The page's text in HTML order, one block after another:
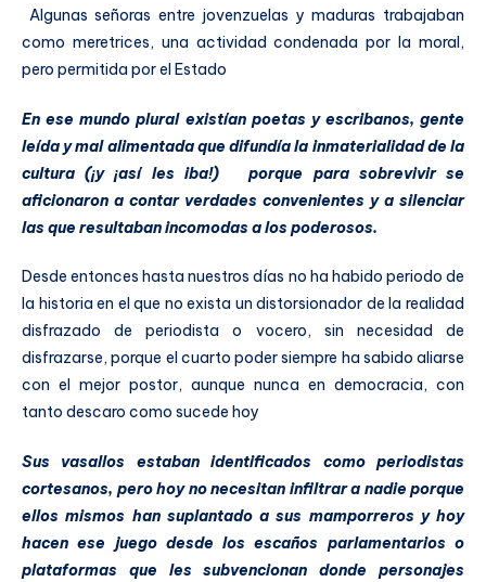
Algunas señoras entre jovenzuelas y maduras trabajaban
como meretrices, una actividad condenada por la moral,
pero permitida por el Estado
En ese mundo plural existían poetas y escribanos, gente
leída y mal alimentada que difundía la inmaterialidad de la
cultura (¡y ¡así les iba!) porque para sobrevivir se
aficionaron a contar verdades convenientes y a silenciar
las que resultaban incomodas a los poderosos.
Desde entonces hasta nuestros días no ha habido periodo de
la historia en el que no exista un distorsionador de la realidad
disfrazado de periodista o vocero, sin necesidad de
disfrazarse, porque el cuarto poder siempre ha sabido aliarse
con el mejor postor, aunque nunca en democracia, con
tanto descaro como sucede hoy
Sus vasallos estaban identificados como periodistas
cortesanos, pero hoy no necesitan infiltrar a nadie porque
ellos mismos han suplantado a sus mamporreros y hoy
hacen ese juego desde los escaños parlamentarios o
plataformas que les subvencionan donde personajes